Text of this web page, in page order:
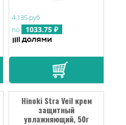
4 135 руб
по
1033.75 ₽
Hinoki Stra Veil крем
защитный
увлажняющий, 50г